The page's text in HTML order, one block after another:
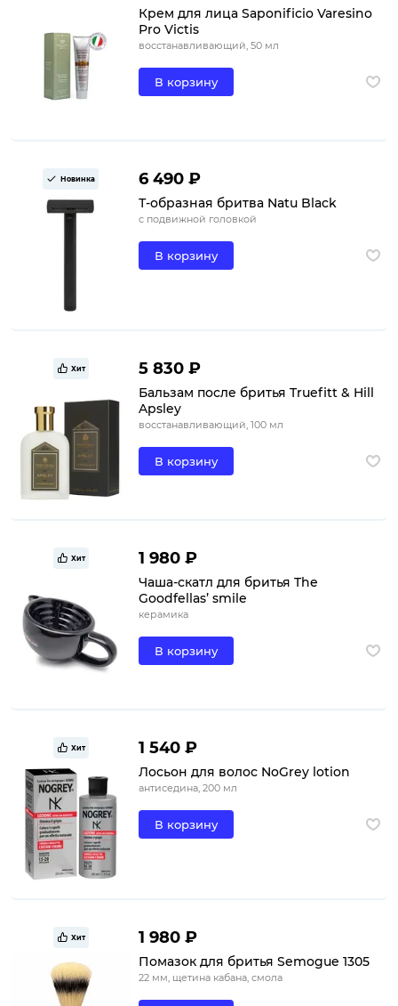
Крем для лица Saponificio Varesino
Pro Victis
восстанавливающий, 50 мл
В корзину
Новинка 6 490 ₽
Т-образная бритва Natu Black
с подвижной головкой
В корзину
Хит 5 830 ₽
Бальзам после бритья Truefitt & Hill
Apsley
восстанавливающий, 100 мл
В корзину
Хит 1 980 ₽
Чаша-скатл для бритья The
Goodfellas’ smile
керамика
В корзину
Хит 1 540 ₽
Лосьон для волос NoGrey lotion
антиседина, 200 мл
В корзину
Хит 1 980 ₽
Помазок для бритья Semogue 1305
22 мм, щетина кабана, смола